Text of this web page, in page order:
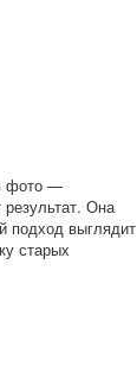
фото —
Она
подход выглядит
старых